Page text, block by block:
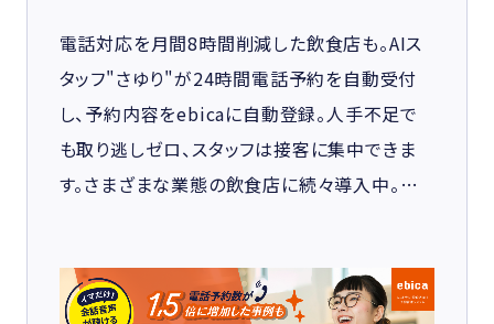
電話対応を月間8時間削減した飲食店も。AIス
タッフ"さゆり"が24時間電話予約を自動受付
し、予約内容をebicaに自動登録。人手不足で
も取り逃しゼロ、スタッフは接客に集中できま
す。さまざまな業態の飲食店に続々導入中。…